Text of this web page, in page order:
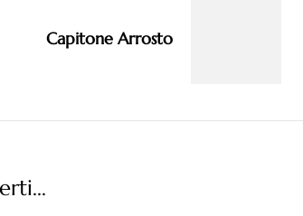
Capitone Arrosto